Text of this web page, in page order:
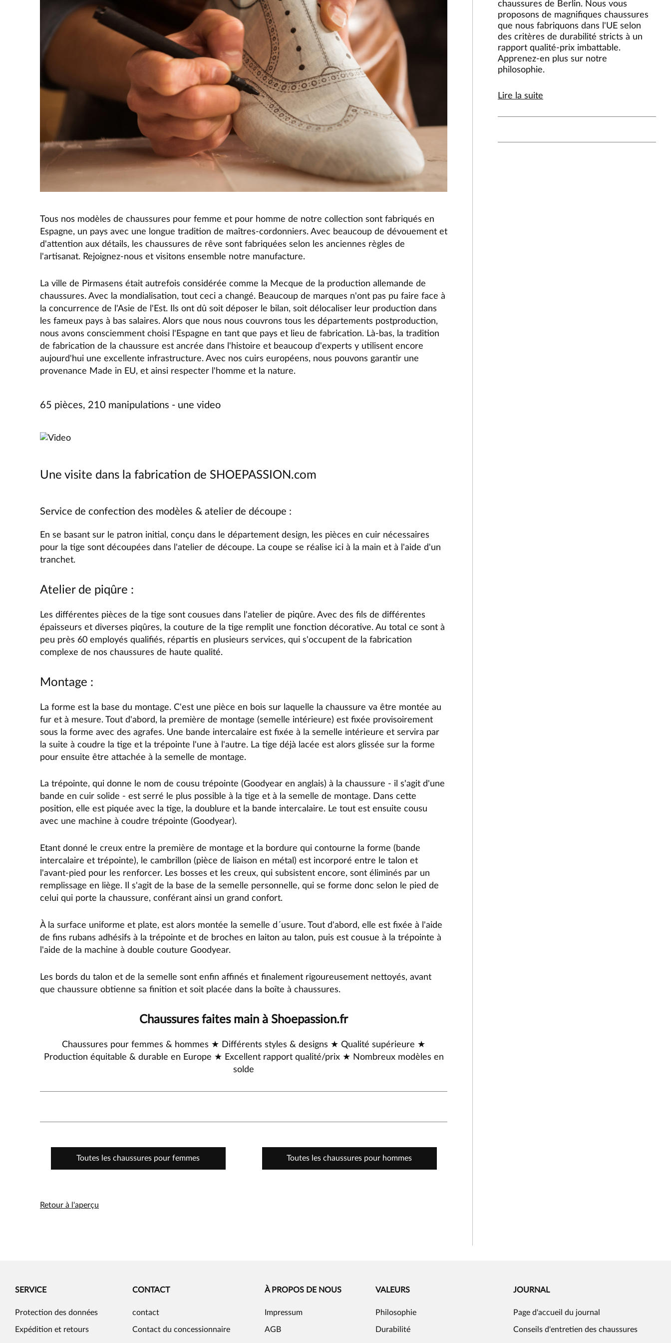
Tous nos modèles de chaussures pour femme et pour homme de notre collection sont fabriqués en
Espagne, un pays avec une longue tradition de maîtres-cordonniers. Avec beaucoup de dévouement et
d'attention aux détails, les chaussures de rêve sont fabriquées selon les anciennes règles de
l'artisanat. Rejoignez-nous et visitons ensemble notre manufacture.
La ville de Pirmasens était autrefois considérée comme la Mecque de la production allemande de
chaussures. Avec la mondialisation, tout ceci a changé. Beaucoup de marques n'ont pas pu faire face à
la concurrence de l'Asie de l'Est. Ils ont dû soit déposer le bilan, soit délocaliser leur production dans
les fameux pays à bas salaires. Alors que nous nous couvrons tous les départements postproduction,
nous avons consciemment choisi l'Espagne en tant que pays et lieu de fabrication. Là-bas, la tradition
de fabrication de la chaussure est ancrée dans l'histoire et beaucoup d'experts y utilisent encore
aujourd'hui une excellente infrastructure. Avec nos cuirs européens, nous pouvons garantir une
provenance Made in EU, et ainsi respecter l'homme et la nature.
65 pièces, 210 manipulations - une video
Une visite dans la fabrication de SHOEPASSION.com
Service de confection des modèles & atelier de découpe :
En se basant sur le patron initial, conçu dans le département design, les pièces en cuir nécessaires
pour la tige sont découpées dans l'atelier de découpe. La coupe se réalise ici à la main et à l'aide d'un
tranchet.
Atelier de piqûre :
Les différentes pièces de la tige sont cousues dans l'atelier de piqûre. Avec des fils de différentes
épaisseurs et diverses piqûres, la couture de la tige remplit une fonction décorative. Au total ce sont à
peu près 60 employés qualifiés, répartis en plusieurs services, qui s'occupent de la fabrication
complexe de nos chaussures de haute qualité.
Montage :
La forme est la base du montage. C'est une pièce en bois sur laquelle la chaussure va être montée au
fur et à mesure. Tout d'abord, la première de montage (semelle intérieure) est fixée provisoirement
sous la forme avec des agrafes. Une bande intercalaire est fixée à la semelle intérieure et servira par
la suite à coudre la tige et la trépointe l'une à l'autre. La tige déjà lacée est alors glissée sur la forme
pour ensuite être attachée à la semelle de montage.
La trépointe, qui donne le nom de cousu trépointe (Goodyear en anglais) à la chaussure - il s'agit d'une
bande en cuir solide - est serré le plus possible à la tige et à la semelle de montage. Dans cette
position, elle est piquée avec la tige, la doublure et la bande intercalaire. Le tout est ensuite cousu
avec une machine à coudre trépointe (Goodyear).
Etant donné le creux entre la première de montage et la bordure qui contourne la forme (bande
intercalaire et trépointe), le cambrillon (pièce de liaison en métal) est incorporé entre le talon et
l'avant-pied pour les renforcer. Les bosses et les creux, qui subsistent encore, sont éliminés par un
remplissage en liège. Il s'agit de la base de la semelle personnelle, qui se forme donc selon le pied de
celui qui porte la chaussure, conférant ainsi un grand confort.
À la surface uniforme et plate, est alors montée la semelle d´usure. Tout d'abord, elle est fixée à l'aide
de fins rubans adhésifs à la trépointe et de broches en laiton au talon, puis est cousue à la trépointe à
l'aide de la machine à double couture Goodyear.
Les bords du talon et de la semelle sont enfin affinés et finalement rigoureusement nettoyés, avant
que chaussure obtienne sa finition et soit placée dans la boîte à chaussures.
Chaussures faites main à Shoepassion.fr
Chaussures pour femmes & hommes ★ Différents styles & designs ★ Qualité supérieure ★
Production équitable & durable en Europe ★ Excellent rapport qualité/prix ★ Nombreux modèles en
solde
Toutes les chaussures pour femmes Toutes les chaussures pour hommes
Retour à l'aperçu
chaussures de Berlin. Nous vous
proposons de magnifiques chaussures
que nous fabriquons dans l'UE selon
des critères de durabilité stricts à un
rapport qualité-prix imbattable.
Apprenez-en plus sur notre
philosophie.
Lire la suite
SERVICE
Protection des données
Expédition et retours
CONTACT
contact
Contact du concessionnaire
À PROPOS DE NOUS
Impressum
AGB
VALEURS
Philosophie
Durabilité
JOURNAL
Page d'accueil du journal
Conseils d'entretien des chaussures